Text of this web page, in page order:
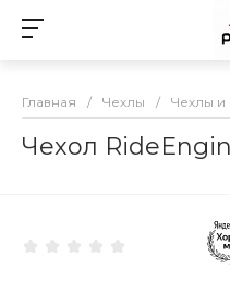
Главная / Чехлы / Чехлы и
Чехол